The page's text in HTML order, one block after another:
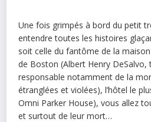
Une fois grimpés à bord du petit
entendre toutes les histoires
soit celle du fantôme de la maison
de Boston (Albert Henry DeSalvo,
responsable notamment de la
étranglées et violées), l’hôtel le
Omni Parker House), vous allez
et surtout de leur mort…